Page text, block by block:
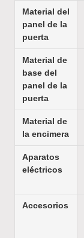
Material del
panel de la
puerta
Material de
base del
panel de la
puerta
Material de
la encimera
Aparatos
eléctricos
Accesorios